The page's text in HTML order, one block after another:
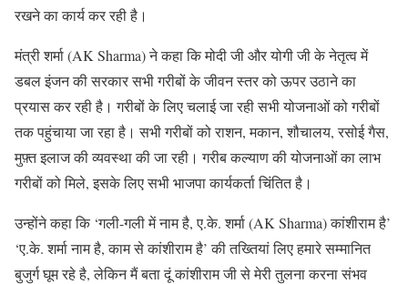
रखने का कार्य कर रही है।
मंत्री शर्मा (AK Sharma) ने कहा कि मोदी जी और योगी जी के नेतृत्व में
डबल इंजन की सरकार सभी गरीबों के जीवन स्तर को ऊपर उठाने का
प्रयास कर रही है। गरीबों के लिए चलाई जा रही सभी योजनाओं को गरीबों
तक पहुंचाया जा रहा है। सभी गरीबों को राशन, मकान, शौचालय, रसोई गैस,
मुफ़्त इलाज की व्यवस्था की जा रही। गरीब कल्याण की योजनाओं का लाभ
गरीबों को मिले, इसके लिए सभी भाजपा कार्यकर्ता चिंतित है।
उन्होंने कहा कि ‘गली-गली में नाम है, ए.के. शर्मा (AK Sharma) कांशीराम है’
‘ए.के. शर्मा नाम है, काम से कांशीराम है’ की तख्तियां लिए हमारे सम्मानित
बुजुर्ग घूम रहे है, लेकिन मैं बता दूं कांशीराम जी से मेरी तुलना करना संभव